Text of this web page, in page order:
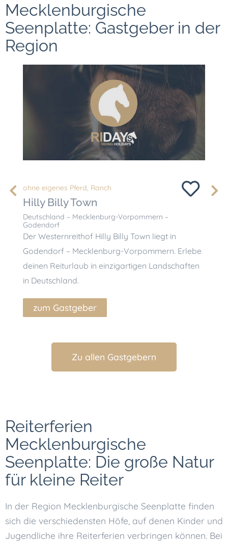
Mecklenburgische
Seenplatte: Gastgeber in der
Region
ohne eigenes Pferd, Ranch
Hilly Billy Town
Deutschland – Mecklenburg-Vorpommern –
Godendorf
Der Westernreithof Hilly Billy Town liegt in
Godendorf – Mecklenburg-Vorpommern. Erlebe
deinen Reiturlaub in einzigartigen Landschaften
in Deutschland.
zum Gastgeber
Zu allen Gastgebern
Reiterferien
Mecklenburgische
Seenplatte: Die große Natur
für kleine Reiter
In der Region Mecklenburgische Seenplatte finden
sich die verschiedensten Höfe, auf denen Kinder und
Jugendliche ihre Reiterferien verbringen können. Bei